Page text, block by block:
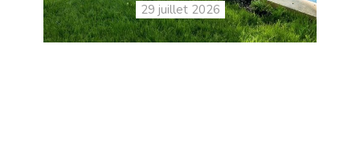
29 juillet 2026